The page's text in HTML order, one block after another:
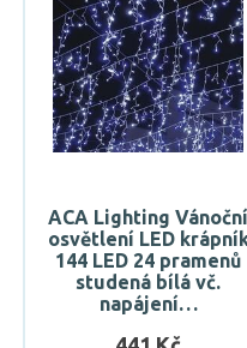
ACA Lighting Vánoční
osvětlení LED
144 LED 24 pramenů
studená bílá vč.
napájení…